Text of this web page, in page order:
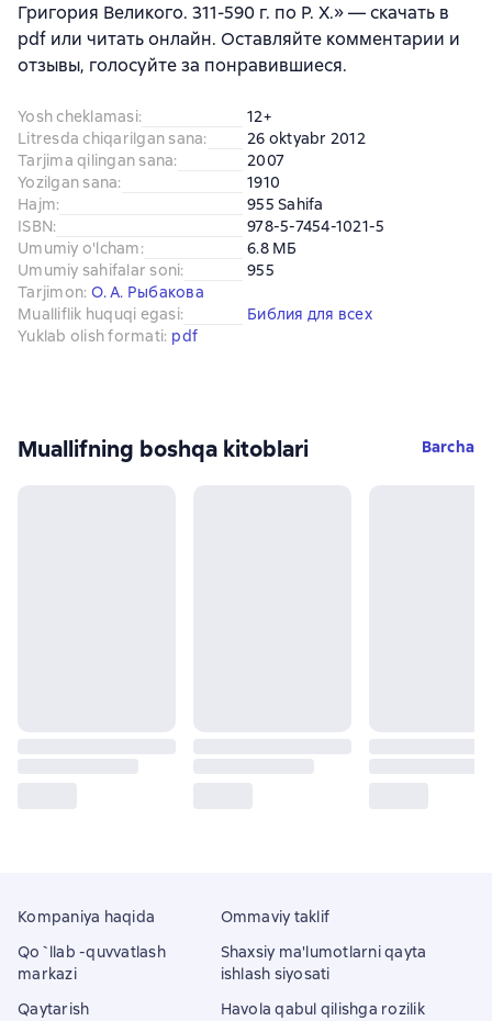
Григория Великого. 311-590 г. по Р. Х.» — скачать в
pdf или читать онлайн. Оставляйте комментарии и
отзывы, голосуйте за понравившиеся.
Yosh cheklamasi:
12+
Litresda chiqarilgan sana:
26 oktyabr 2012
Tarjima qilingan sana:
2007
Yozilgan sana:
1910
Hajm:
955 Sahifa
ISBN:
978-5-7454-1021-5
Umumiy o'lcham:
6.8 МБ
Umumiy sahifalar soni:
955
Tarjimon: О. А. Рыбакова
Mualliflik huquqi egasi:
Библия для всех
Yuklab olish formati: pdf
Muallifning boshqa kitoblari Barcha
Kompaniya haqida
Qo`llab -quvvatlash
markazi
Qaytarish
Ommaviy taklif
Shaxsiy ma'lumotlarni qayta
ishlash siyosati
Havola qabul qilishga rozilik